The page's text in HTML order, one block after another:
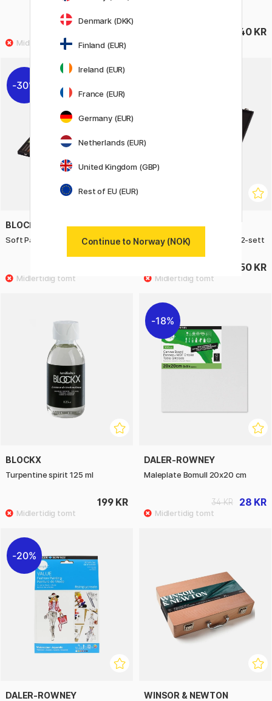
2940 KR
30%
BLOCKX
Soft Pastels Marine 72-sett
BLOCKX
Soft Pastels Landscape 72-sett
2950 KR
BLOCKX
Turpentine spirit 125 ml
199 KR
18%
DALER-ROWNEY
Maleplate Bomull 20x20 cm
28 KR
34 KR
20%
DALER-ROWNEY WINSOR & NEWTON
Denmark (DKK)
Finland (EUR)
Ireland (EUR)
France (EUR)
Germany (EUR)
Netherlands (EUR)
United Kingdom (GBP)
Rest of EU (EUR)
Continue to Norway (NOK)